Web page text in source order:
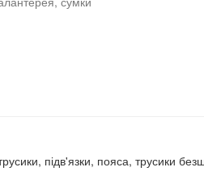
підв'язки, пояса, трусики